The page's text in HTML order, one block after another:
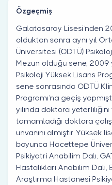
Özgeçmiş
Galatasaray Lisesi’nden
olduktan sonra aynı yıl
Üniversitesi (ODTÜ)
Mezun olduğu sene, 2009
Psikoloji Yüksek Lisans
sene sonrasında ODTÜ
Programı’na geçiş
yılında doktora
tamamladığı doktora
unvanını almıştır.
boyunca Hacettepe
Psikiyatri Anabilim Dalı,
Hastalıkları Anabilim Dalı,
Araştırma Hastanesi